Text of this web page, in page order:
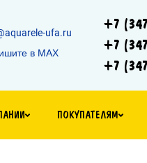
ufa.ru
в MAX
+7
+7
+7
ПОКУПАТЕЛЯМ